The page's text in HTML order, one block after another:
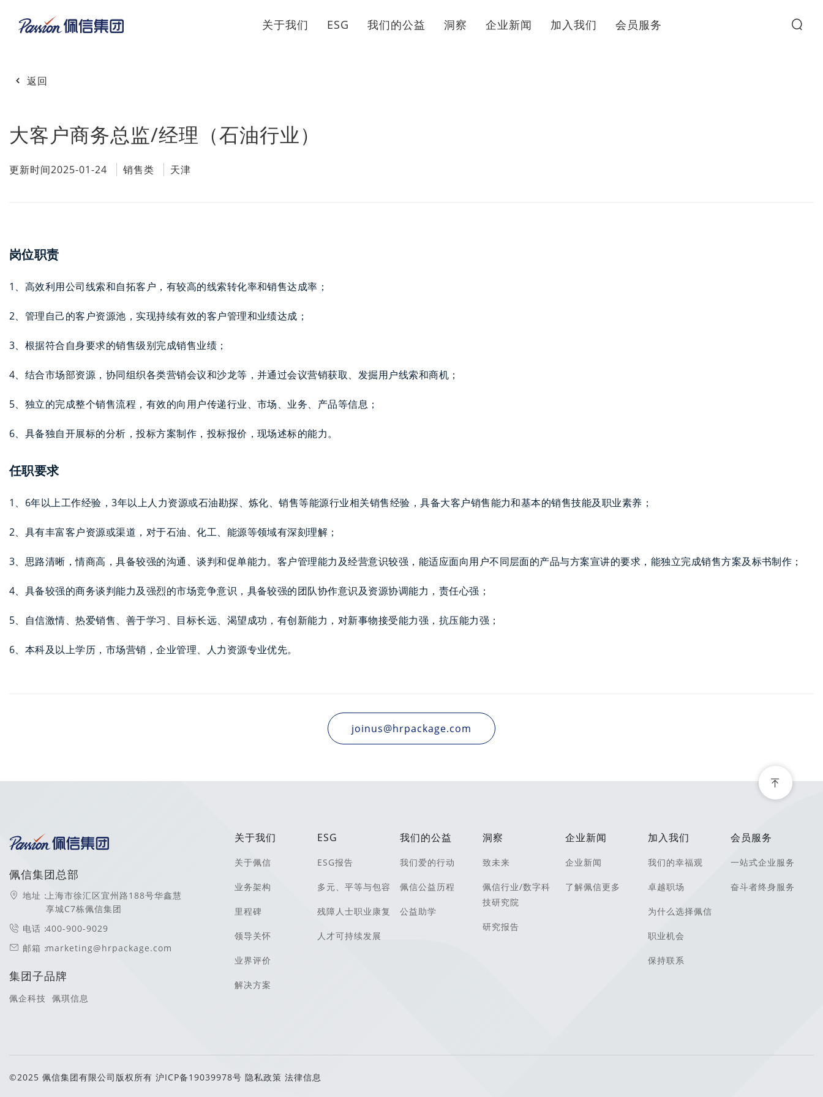
关于我们 ESG 我们的公益 洞察 企业新闻 加入我们 会员服务
返回
大客户商务总监/经理（石油行业）
更新时间2025-01-24 销售类 天津
岗位职责
1、高效利用公司线索和自拓客户，有较高的线索转化率和销售达成率；
2、管理自己的客户资源池，实现持续有效的客户管理和业绩达成；
3、根据符合自身要求的销售级别完成销售业绩；
4、结合市场部资源，协同组织各类营销会议和沙龙等，并通过会议营销获取、发掘用户线索和商机；
5、独立的完成整个销售流程，有效的向用户传递行业、市场、业务、产品等信息；
6、具备独自开展标的分析，投标方案制作，投标报价，现场述标的能力。
任职要求
1、6年以上工作经验，3年以上人力资源或石油勘探、炼化、销售等能源行业相关销售经验，具备大客户销售能力和基本的销售技能及职业素养；
2、具有丰富客户资源或渠道，对于石油、化工、能源等领域有深刻理解；
3、思路清晰，情商高，具备较强的沟通、谈判和促单能力。客户管理能力及经营意识较强，能适应面向用户不同层面的产品与方案宣讲的要求，能独立完成销售方案及标书制作；
4、具备较强的商务谈判能力及强烈的市场竞争意识，具备较强的团队协作意识及资源协调能力，责任心强；
5、自信激情、热爱销售、善于学习、目标长远、渴望成功，有创新能力，对新事物接受能力强，抗压能力强；
6、本科及以上学历，市场营销，企业管理、人力资源专业优先。
joinus@hrpackage.com
佩信集团总部
地址：上海市徐汇区宜州路188号华鑫慧
享城C7栋佩信集团
电话：400-900-9029
邮箱：marketing@hrpackage.com
集团子品牌
佩企科技 佩琪信息
关于我们
关于佩信
业务架构
里程碑
领导关怀
业界评价
解决方案
ESG
ESG报告
多元、平等与包容
残障人士职业康复
人才可持续发展
我们的公益
我们爱的行动
佩信公益历程
公益助学
洞察
致未来
佩信行业/数字科
技研究院
研究报告
企业新闻
企业新闻
了解佩信更多
加入我们
我们的幸福观
卓越职场
为什么选择佩信
职业机会
保持联系
会员服务
一站式企业服务
奋斗者终身服务
©2025 佩信集团有限公司版权所有 沪ICP备19039978号 隐私政策 法律信息